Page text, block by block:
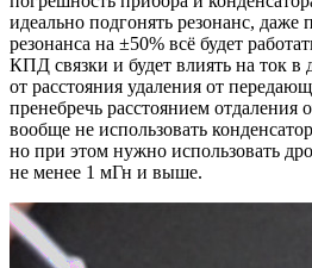
идеально подгонять резонанс,
резонанса на ±50% всё будет
КПД связки и будет влиять на ток в
от расстояния удаления от
пренебречь расстоянием отдаления
вообще не использовать
но при этом нужно использовать
не менее 1 мГн и выше.